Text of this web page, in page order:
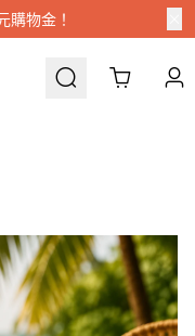
購物金！
Cart